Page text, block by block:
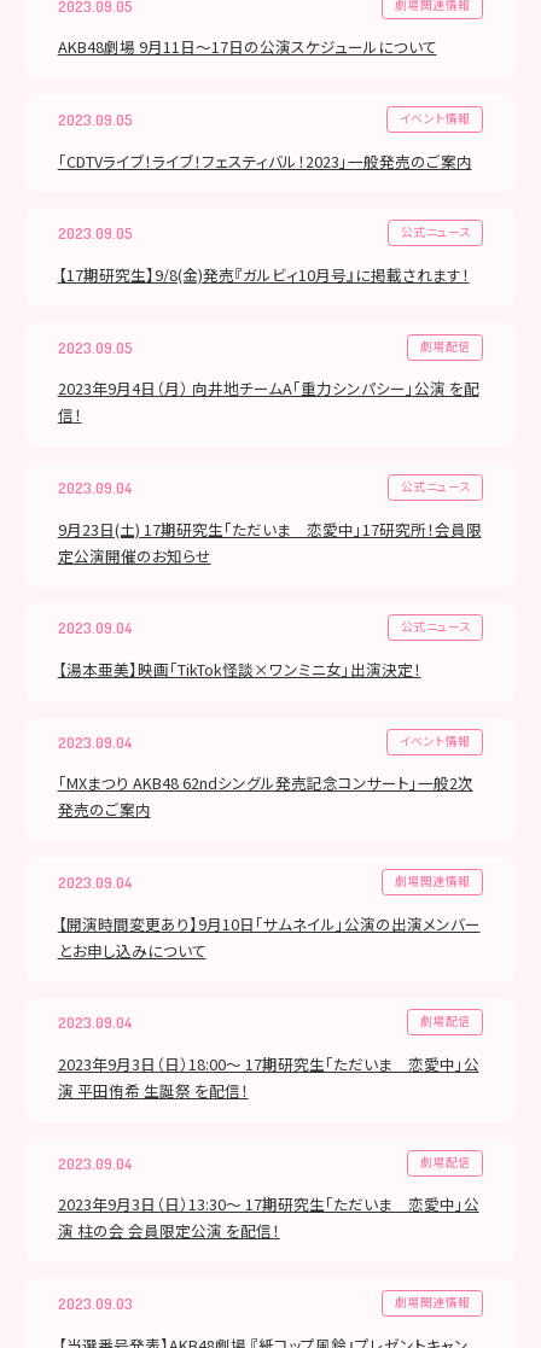
2023.09.05 劇場関連情報
AKB48劇場 9月11日～17日の公演スケジュールについて
2023.09.05 イベント情報
「CDTVライブ！ライブ！フェスティバル！2023」一般発売のご案内
2023.09.05 公式ニュース
【17期研究生】9/8(金)発売『ガルビィ10月号』に掲載されます！
2023.09.05 劇場配信
2023年9月4日（月） 向井地チームA「重力シンパシー」公演 を配
信！
2023.09.04 公式ニュース
9月23日(土) 17期研究生「ただいま 恋愛中」17研究所！会員限
定公演開催のお知らせ
2023.09.04 公式ニュース
【湯本亜美】映画「TikTok怪談×ワンミニ女」出演決定！
2023.09.04 イベント情報
「MXまつり AKB48 62ndシングル発売記念コンサート」一般2次
発売のご案内
2023.09.04 劇場関連情報
【開演時間変更あり】9月10日「サムネイル」公演の出演メンバー
とお申し込みについて
2023.09.04 劇場配信
2023年9月3日（日）18:00～ 17期研究生「ただいま 恋愛中」公
演 平田侑希 生誕祭 を配信！
2023.09.04 劇場配信
2023年9月3日（日）13:30～ 17期研究生「ただいま 恋愛中」公
演 柱の会 会員限定公演 を配信！
2023.09.03 劇場関連情報